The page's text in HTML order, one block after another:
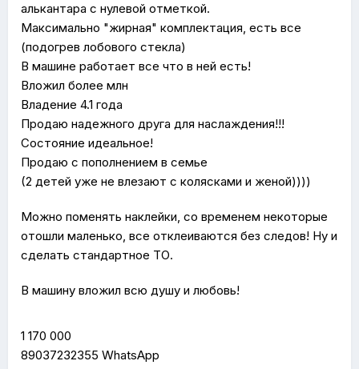
алькантара с нулевой отметкой.
Максимально "жирная" комплектация, есть все
(подогрев лобового стекла)
В машине работает все что в ней есть!
Вложил более млн
Владение 4.1 года
Продаю надежного друга для наслаждения!!!
Состояние идеальное!
Продаю с пополнением в семье
(2 детей уже не влезают с колясками и женой))))
Можно поменять наклейки, со временем некоторые
отошли маленько, все отклеиваются без следов! Ну и
сделать стандартное ТО.
В машину вложил всю душу и любовь!
1 170 000
89037232355 WhatsApp